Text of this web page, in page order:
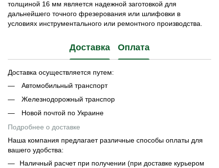
толщиной 16 мм является надежной заготовкой для
дальнейшего точного фрезерования или шлифовки в
условиях инструментального или ремонтного производства.
Доставка Оплата
Доставка осуществляется путем:
Автомобильный транспорт
Железнодорожный транспор
Новой почтой по Украине
Подробнее о доставке
Наша компания предлагает различные способы оплаты для
вашего удобства:
Наличный расчет при получении (при доставке курьером